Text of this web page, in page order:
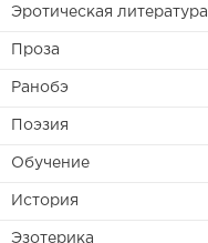
Эротическая литература
Проза
Ранобэ
Поэзия
Обучение
История
Эзотерика